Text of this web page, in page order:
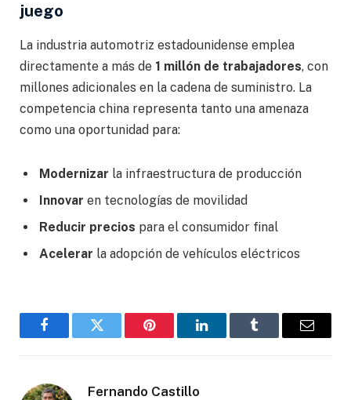
juego
La industria automotriz estadounidense emplea
directamente a más de 1 millón de trabajadores, con
millones adicionales en la cadena de suministro. La
competencia china representa tanto una amenaza
como una oportunidad para:
Modernizar la infraestructura de producción
Innovar en tecnologías de movilidad
Reducir precios para el consumidor final
Acelerar la adopción de vehículos eléctricos
FacebookGorjeo Pinterest LinkedInTumblr
Correo
Fernando Castillo